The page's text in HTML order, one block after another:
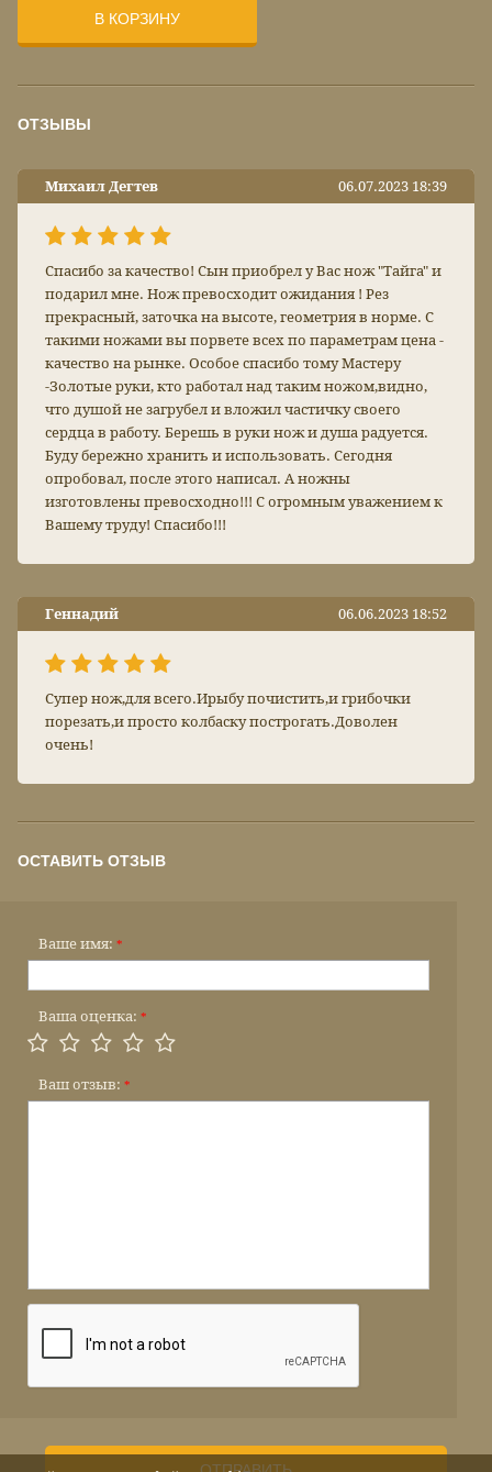
В КОРЗИНУ
ОТЗЫВЫ
Михаил Дегтев 06.07.2023 18:39
Спасибо за качество! Сын приобрел у Вас нож "Тайга" и
подарил мне. Нож превосходит ожидания ! Рез
прекрасный, заточка на высоте, геометрия в норме. С
такими ножами вы порвете всех по параметрам цена -
качество на рынке. Особое спасибо тому Мастеру
-Золотые руки, кто работал над таким ножом,видно,
что душой не загрубел и вложил частичку своего
сердца в работу. Берешь в руки нож и душа радуется.
Буду бережно хранить и использовать. Сегодня
опробовал, после этого написал. А ножны
изготовлены превосходно!!! С огромным уважением к
Вашему труду! Спасибо!!!
Геннадий 06.06.2023 18:52
Супер нож,для всего.Ирыбу почистить,и грибочки
порезать,и просто колбаску построгать.Доволен
очень!
ОСТАВИТЬ ОТЗЫВ
Ваше имя: *
Ваша оценка: *
Ваш отзыв: *